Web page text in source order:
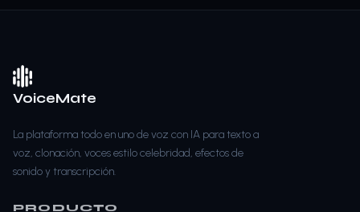
VoiceMate
La plataforma todo en uno de voz con IA para texto a
voz, clonación, voces estilo celebridad, efectos de
sonido y transcripción.
PRODUCTO